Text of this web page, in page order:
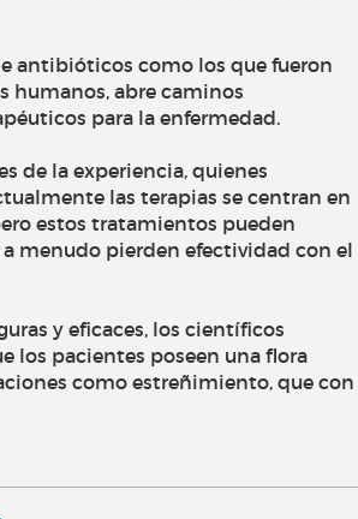
antibióticos como los que fueron
humanos, abre caminos
para la enfermedad.
de la experiencia, quienes
las terapias se centran en
estos tratamientos pueden
a menudo pierden efectividad con el
y eficaces, los científicos
los pacientes poseen una flora
como estreñimiento, que con